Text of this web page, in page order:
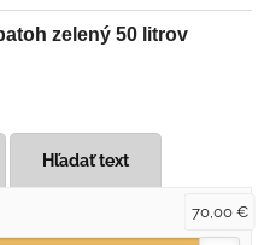
zelený 50 litrov
Hľadať text
70,00 €